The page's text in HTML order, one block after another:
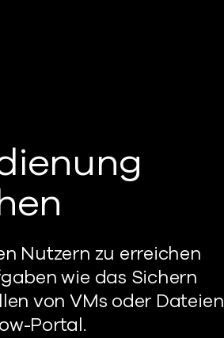
Nutzern zu erreichen
wie das Sichern
von VMs oder Dateien
Portal.